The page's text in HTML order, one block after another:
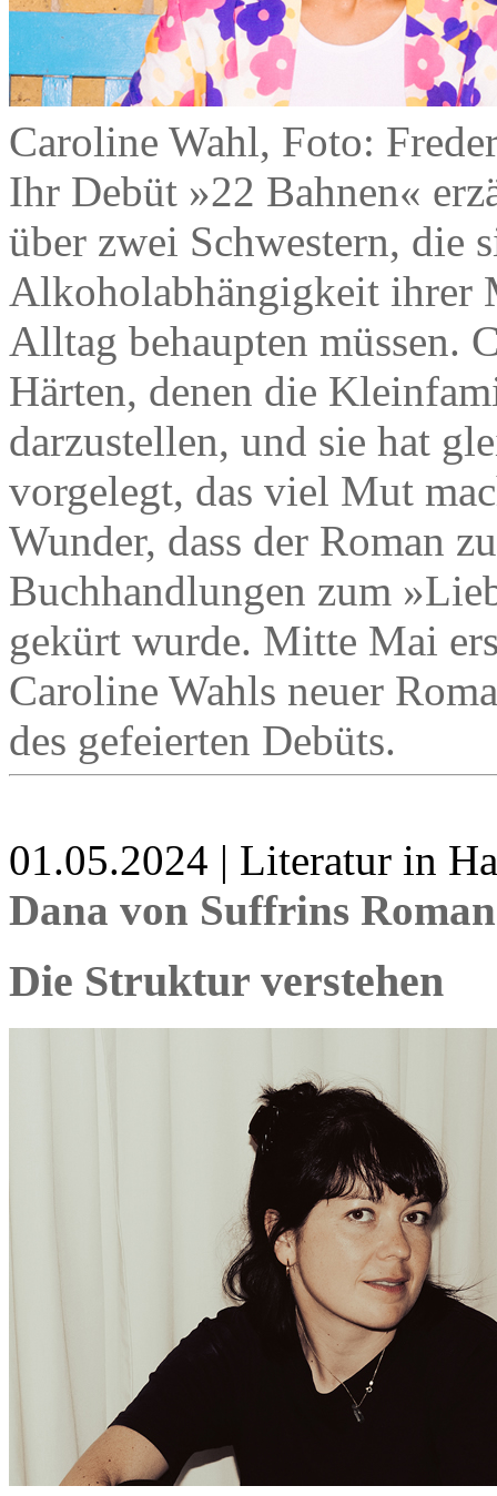
Caroline Wahl, Foto:
Ihr Debüt »22 Bahnen«
über zwei Schwestern, die
Alkoholabhängigkeit ihrer
Alltag behaupten müssen.
Härten, denen die
darzustellen, und sie hat
vorgelegt, das viel Mut
Wunder, dass der Roman
Buchhandlungen zum
gekürt wurde. Mitte Mai
Caroline Wahls neuer
des gefeierten Debüts.
01.05.2024 | Literatur in
Dana von Suffrins
Die Struktur verstehen